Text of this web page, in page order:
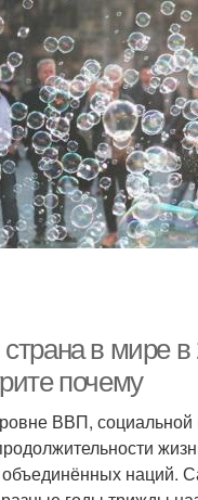
в мире
почему
ВВП,
наций.